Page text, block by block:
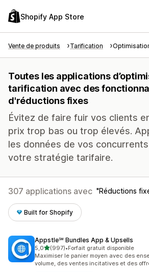
Shopify App Store
Vente de produits Tarification
Toutes les applications
tarification avec des
d'réductions fixes
Évitez de faire fuir vos clients
prix trop bas ou trop élevés.
les données de vos
votre stratégie tarifaire.
307 applications avec Réductions
Built for Shopify
Appstle℠ Bundles App & Upsells
5,0étoile(s) sur 5
(997)
997 avis au total
•Forfait gratuit disponible
Maximiser le panier moyen avec des
volume, des ventes incitatives et des